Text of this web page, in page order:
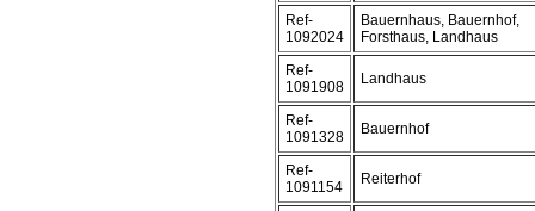
Ref-
1092024
Bauernhaus, Bauernhof,
Forsthaus, Landhaus
Ref-
1091908
Landhaus
Ref-
1091328
Bauernhof
Ref-
1091154
Reiterhof